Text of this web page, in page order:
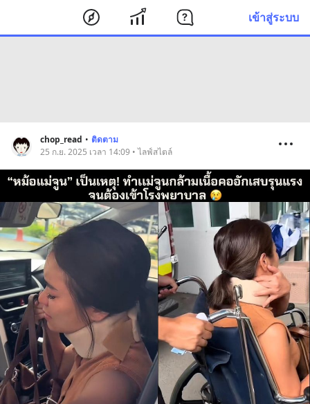
เข้าสู่ระบบ
chop_read • ติดตาม
25 ก.ย. 2025 เวลา 14:09 • ไลฟ์สไตล์